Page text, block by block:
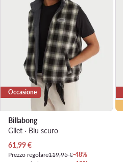
Occasione
Billabong
Gilet · Blu scuro
Prezzo attuale
61,99€
Prezzo regolare119,95 €-48%